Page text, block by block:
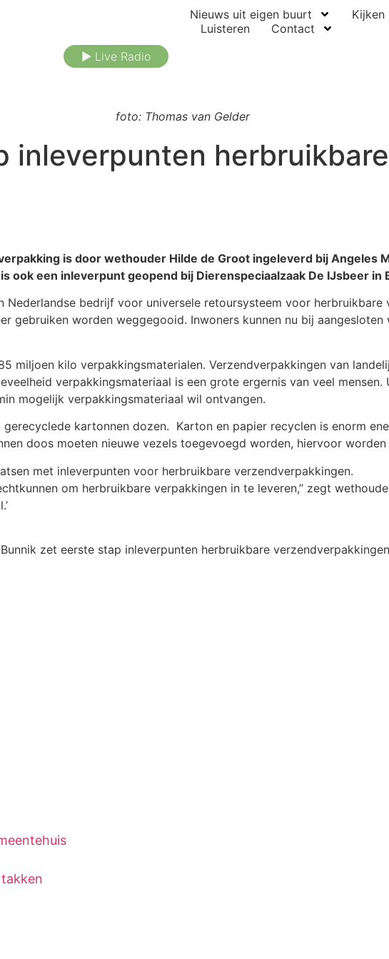
► Live Radio
Nieuws uit eigen buurt
Kijken
Luisteren
Contact
foto: Thomas van Gelder
inleverpunten herbruikbare
is door wethouder Hilde de Groot ingeleverd bij Angeles
ook een inleverpunt geopend bij Dierenspeciaalzaak De IJsbeer in
bedrijf voor universele retoursysteem voor herbruikbare
gebruiken worden weggegooid. Inwoners kunnen nu bij
miljoen kilo verpakkingsmaterialen. Verzendverpakkingen van
verpakkingsmateriaal is een grote ergernis van veel
mogelijk verpakkingsmateriaal wil ontvangen.
kartonnen dozen. Karton en papier recyclen is enorm
doos moeten nieuwe vezels toegevoegd worden, hiervoor
met inleverpunten voor herbruikbare verzendverpakkingen.
om herbruikbare verpakkingen in te leveren,” zegt
Bunnik zet eerste stap inleverpunten herbruikbare verzendverpakkingen